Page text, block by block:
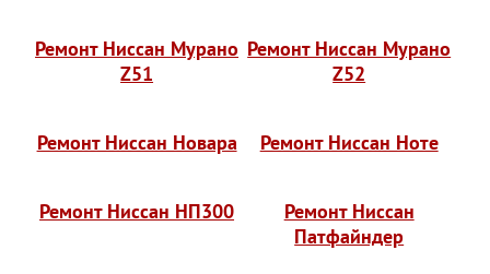
Ремонт Ниссан Мурано
Z51
Ремонт Ниссан Мурано
Z52
Ремонт Ниссан Новара Ремонт Ниссан Ноте
Ремонт Ниссан НП300
Ремонт Ниссан
Патфайндер